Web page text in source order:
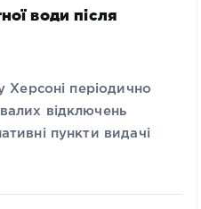
води після
Херсоні періодично
відключень
пункти видачі